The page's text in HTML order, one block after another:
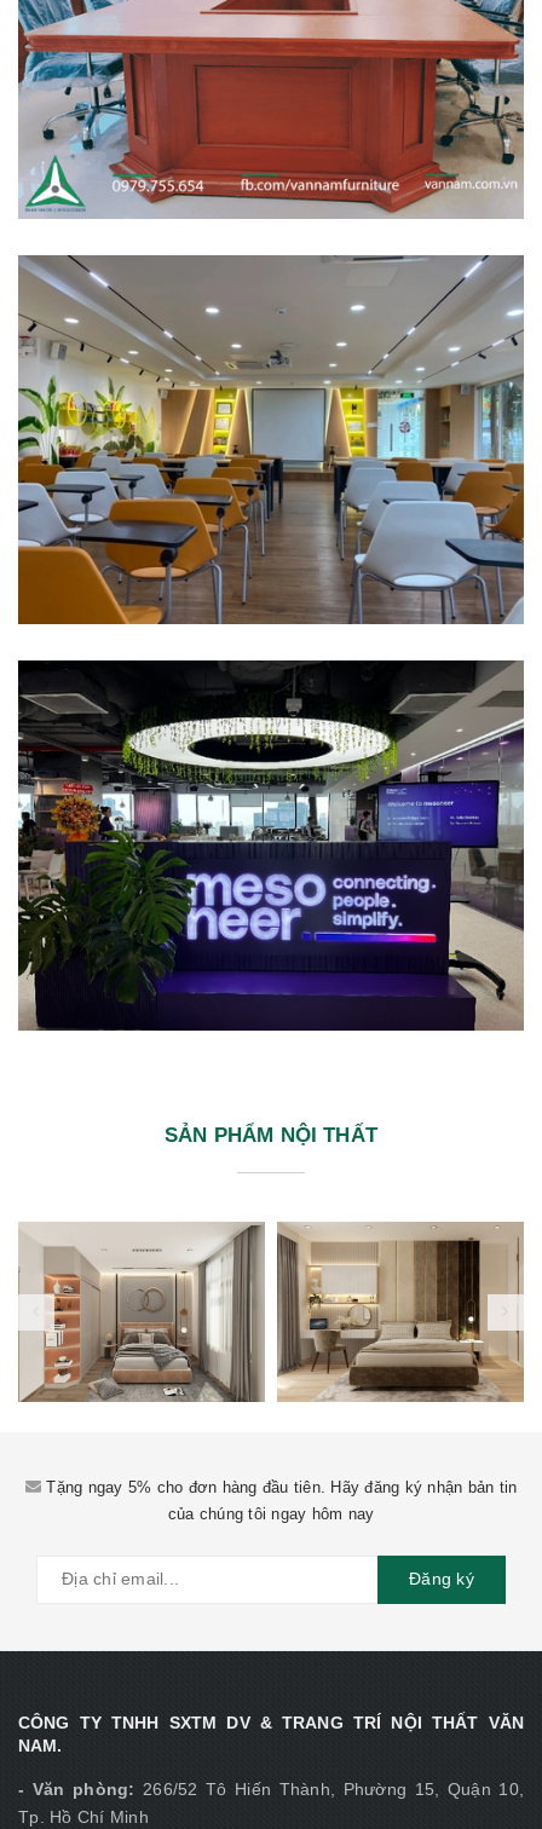
SẢN PHẨM NỘI THẤT
Tặng ngay 5% cho đơn hàng đầu tiên. Hãy đăng ký nhận bản tin
của chúng tôi ngay hôm nay
Đăng ký
CÔNG TY TNHH SXTM DV & TRANG TRÍ NỘI THẤT VĂN
NAM.
- Văn phòng: 266/52 Tô Hiến Thành, Phường 15, Quận 10,
Tp. Hồ Chí Minh